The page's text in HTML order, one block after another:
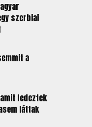
szerbiai
a
fedeztek
láttak